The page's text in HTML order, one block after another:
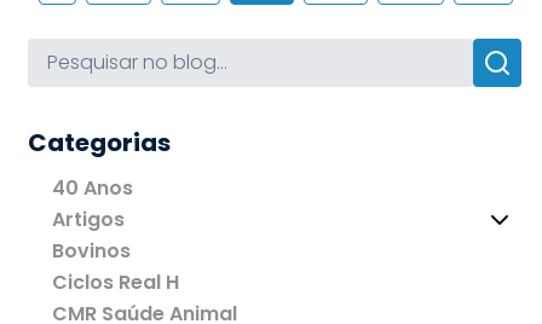
Categorias
40 Anos
Artigos
Bovinos
Ciclos Real H
CMR Saúde Animal